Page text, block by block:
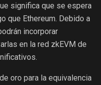
significa que se espera
que Ethereum. Debido a
incorporar
en la red zkEVM de
oro para la equivalencia